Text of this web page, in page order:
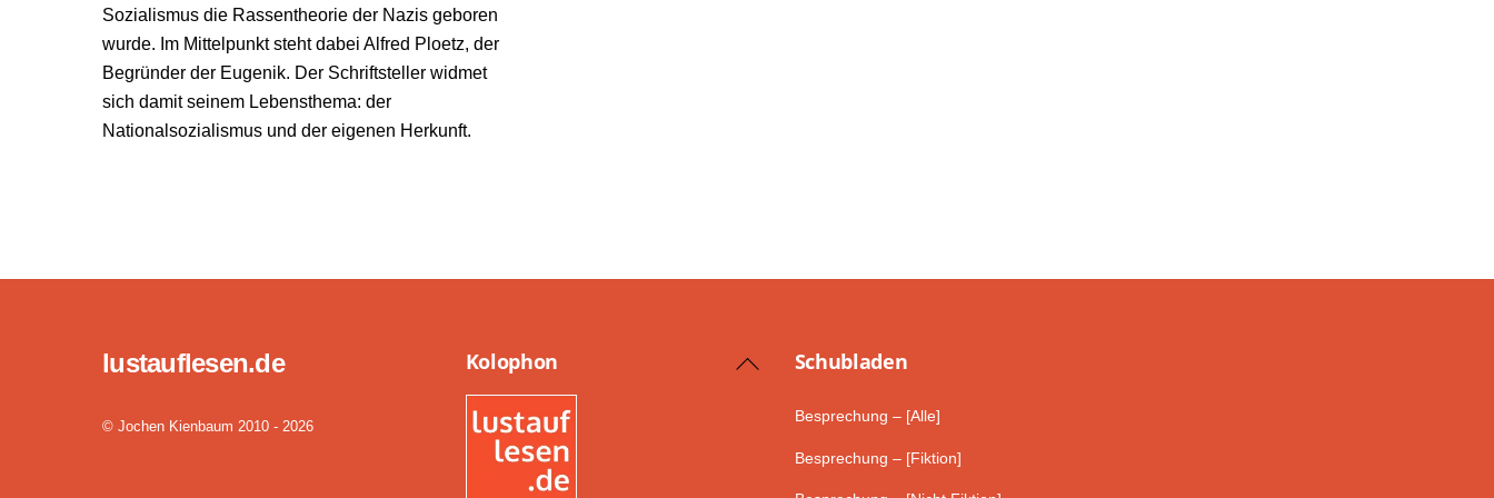
Sozialismus die Rassentheorie der Nazis geboren
wurde. Im Mittelpunkt steht dabei Alfred Ploetz, der
Begründer der Eugenik. Der Schriftsteller widmet
sich damit seinem Lebensthema: der
Nationalsozialismus und der eigenen Herkunft.
Back
lustauflesen.de
© Jochen Kienbaum 2010 - 2026
Kolophon Schub­laden
Besprechung – [Alle]
Besprechung – [Fiktion]